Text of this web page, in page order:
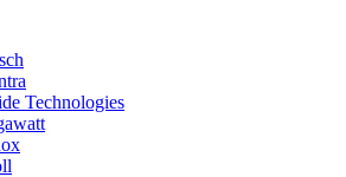
Technologies